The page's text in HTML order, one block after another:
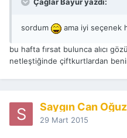
Çağlar Bayur yazdı:
sordum ama iyi seçenek
bu hafta fırsat bulunca alıcı
netleştiğinde çiftkurtlardan
Saygın Can Oğuz
29 Mart 2015